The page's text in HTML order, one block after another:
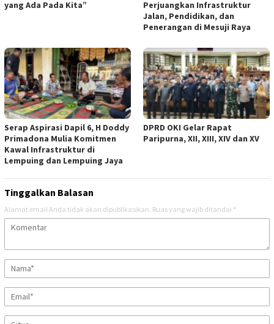
yang Ada Pada Kita”
Perjuangkan Infrastruktur
Jalan, Pendidikan, dan
Penerangan di Mesuji Raya
Serap Aspirasi Dapil 6, H Doddy
Primadona Mulia Komitmen
Kawal Infrastruktur di
Lempuing dan Lempuing Jaya
DPRD OKI Gelar Rapat
Paripurna, XII, XIII, XIV dan XV
Tinggalkan Balasan
Alamat email Anda tidak akan dipublikasikan. Ruas yang wajib ditandai *